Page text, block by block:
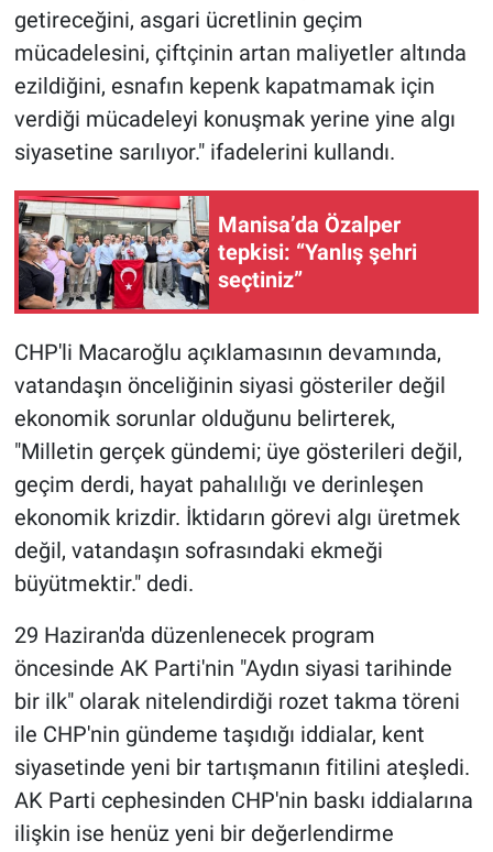
getireceğini, asgari ücretlinin geçim
mücadelesini, çiftçinin artan maliyetler altında
ezildiğini, esnafın kepenk kapatmamak için
verdiği mücadeleyi konuşmak yerine yine algı
siyasetine sarılıyor." ifadelerini kullandı.
Manisa’da Özalper
tepkisi: “Yanlış şehri
seçtiniz”
CHP'li Macaroğlu açıklamasının devamında,
vatandaşın önceliğinin siyasi gösteriler değil
ekonomik sorunlar olduğunu belirterek,
"Milletin gerçek gündemi; üye gösterileri değil,
geçim derdi, hayat pahalılığı ve derinleşen
ekonomik krizdir. İktidarın görevi algı üretmek
değil, vatandaşın sofrasındaki ekmeği
büyütmektir." dedi.
29 Haziran'da düzenlenecek program
öncesinde AK Parti'nin "Aydın siyasi tarihinde
bir ilk" olarak nitelendirdiği rozet takma töreni
ile CHP'nin gündeme taşıdığı iddialar, kent
siyasetinde yeni bir tartışmanın fitilini ateşledi.
AK Parti cephesinden CHP'nin baskı iddialarına
ilişkin ise henüz yeni bir değerlendirme